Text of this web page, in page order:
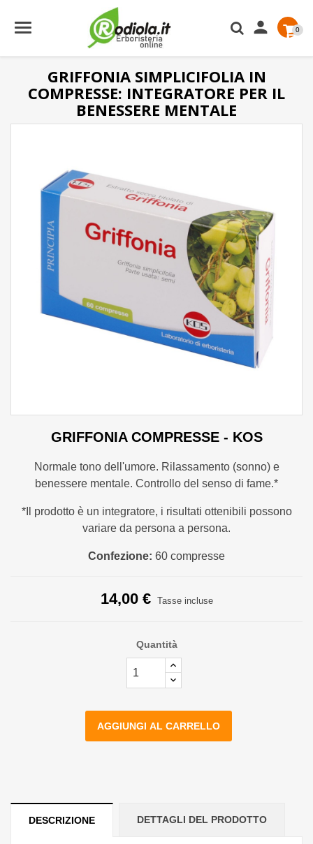
 0
GRIFFONIA SIMPLICIFOLIA IN
COMPRESSE: INTEGRATORE PER IL
BENESSERE MENTALE
GRIFFONIA COMPRESSE - KOS
Normale tono dell'umore. Rilassamento (sonno) e
benessere mentale. Controllo del senso di fame.*
*Il prodotto è un integratore, i risultati ottenibili possono
variare da persona a persona.
Confezione: 60 compresse
14,00 € Tasse incluse
Quantità
AGGIUNGI AL CARRELLO
DESCRIZIONE DETTAGLI DEL PRODOTTO